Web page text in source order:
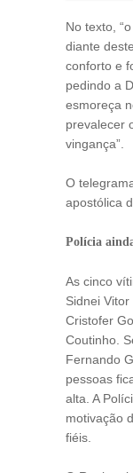
No texto,
diante
conforto e
pedindo a
esmoreça
prevalecer
vingança”.
O
apostólica
Polícia
As cinco
Sidnei
Cristofer
Coutinho.
Fernando
pessoas
alta. A
motivação
fiéis.